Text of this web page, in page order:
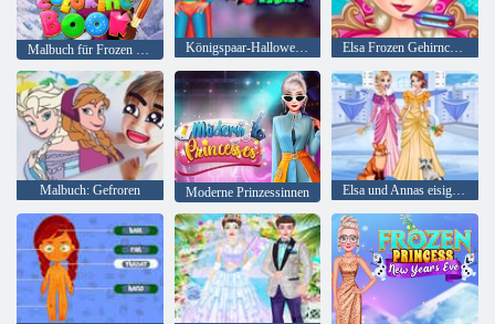
Malbuch für Frozen Elsa Königspaar-Halloween-Party Elsa Frozen Gehirnchirurgie
Malbuch: Gefroren Moderne Prinzessinnen Elsa und Annas eisiges Dress Up